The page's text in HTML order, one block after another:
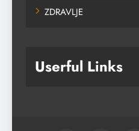
ZDRAVLJE
Userful Links